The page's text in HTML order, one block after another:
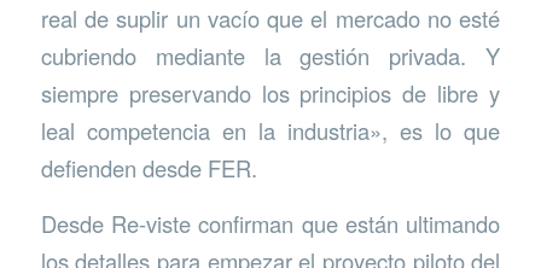
real de suplir un vacío que el mercado no esté
cubriendo mediante la gestión privada. Y
siempre preservando los principios de libre y
leal competencia en la industria», es lo que
defienden desde FER.
Desde Re-viste confirman que están ultimando
los detalles para empezar el proyecto piloto del